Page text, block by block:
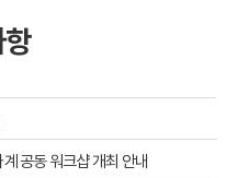
공동 워크샵 개최 안내